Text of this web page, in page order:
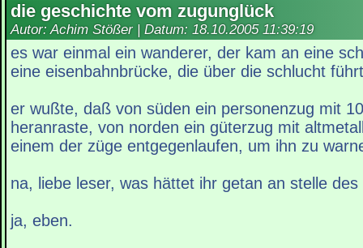
die geschichte vom zugunglück
Autor: Achim Stößer | Datum: 18.10.2005 11:39:19
es war einmal ein wanderer, der kam an eine
eine eisenbahnbrücke, die über die schlucht
er wußte, daß von süden ein personenzug mit
heranraste, von norden ein güterzug mit
einem der züge entgegenlaufen, um ihn zu
na, liebe leser, was hättet ihr getan an stelle
ja, eben.